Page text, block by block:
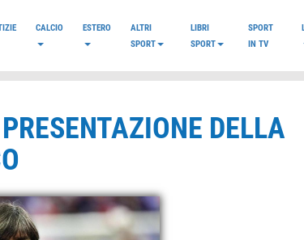
CALCIO ESTERO
ALTRI
SPORT
LIBRI
SPORT
SPORT
IN TV
DELLA